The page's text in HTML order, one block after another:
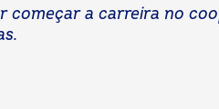
começar a carreira no